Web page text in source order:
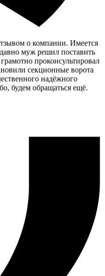
о компании. Имеется
муж решил поставить
проконсультировал
секционные ворота
надёжного
будем обращаться ещё.